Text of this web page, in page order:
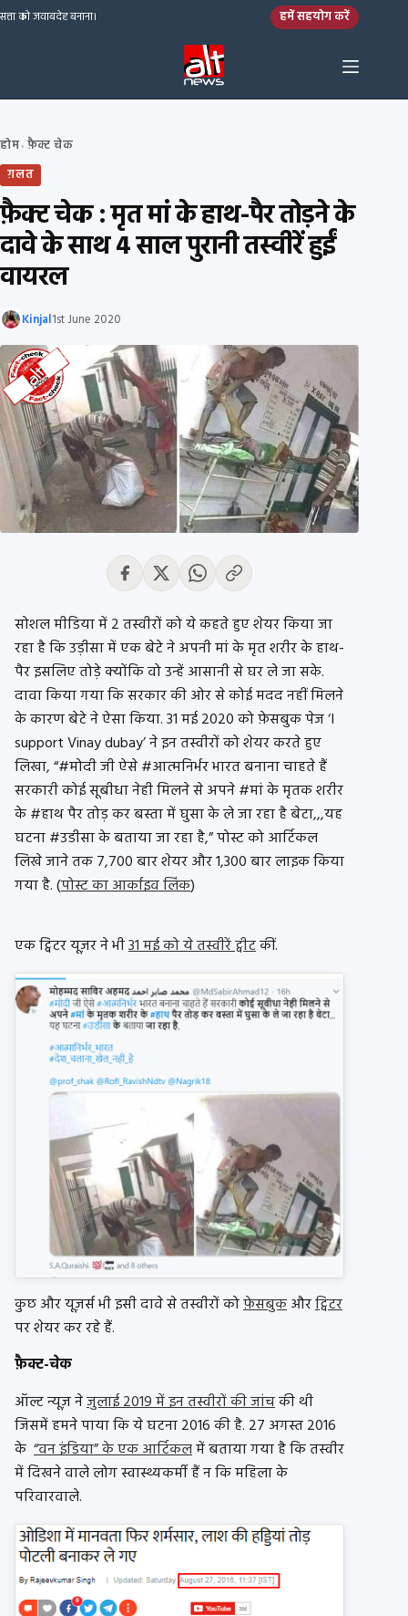
Skip to content
सत्ता को जवाबदेह बनाना। हमें सहयोग करें
होम› फ़ैक्ट चेक
ग़लत
फ़ैक्ट चेक : मृत मां के हाथ-पैर तोड़ने के
दावे के साथ 4 साल पुरानी तस्वीरें हुईं
वायरल
Kinjal1st June 2020
सोशल मीडिया में 2 तस्वीरों को ये कहते हुए शेयर किया जा
रहा है कि उड़ीसा में एक बेटे ने अपनी मां के मृत शरीर के हाथ-
पैर इसलिए तोड़े क्योंकि वो उन्हें आसानी से घर ले जा सके.
दावा किया गया कि सरकार की ओर से कोई मदद नहीं मिलने
के कारण बेटे ने ऐसा किया. 31 मई 2020 को फ़ेसबुक पेज ‘I
support Vinay dubay’ ने इन तस्वीरों को शेयर करते हुए
लिखा, “#मोदी जी ऐसे #आत्मनिर्भर भारत बनाना चाहते हैं
सरकारी कोई सूबीधा नेही मिलने से अपने #मां के मृतक शरीर
के #हाथ पैर तोड़ कर बस्ता में घुसा के ले जा रहा है बेटा,,,यह
घटना #उडीसा के बताया जा रहा है,” पोस्ट को आर्टिकल
लिखे जाने तक 7,700 बार शेयर और 1,300 बार लाइक किया
गया है. (पोस्ट का आर्काइव लिंक)
एक ट्विटर यूज़र ने भी31 मई को ये तस्वीरें ट्वीटकीं.
कुछ और यूज़र्स भी इसी दावे से तस्वीरों कोफ़ेसबुकऔरट्विटर
पर शेयर कर रहे हैं.
फ़ैक्ट-चेक
ऑल्ट न्यूज़ नेजुलाई 2019 में इन तस्वीरों की जांचकी थी
जिसमें हमने पाया कि ये घटना 2016 की है. 27 अगस्त 2016
के “वन इंडिया” के एक आर्टिकलमें बताया गया है कि तस्वीर
में दिखने वाले लोग स्वास्थ्यकर्मी हैं न कि महिला के
परिवारवाले.